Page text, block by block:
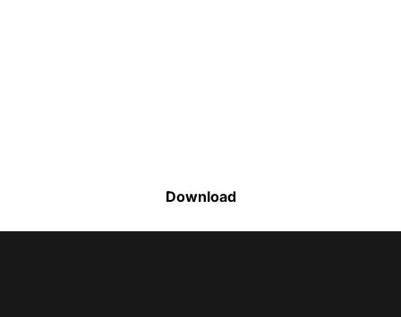
Download